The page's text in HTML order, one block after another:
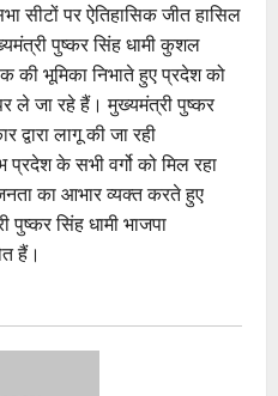
सीटों पर ऐतिहासिक जीत हासिल
पुष्कर सिंह धामी कुशल
की भूमिका निभाते हुए प्रदेश को
ले जा रहे हैं। मुख्यमंत्री पुष्कर
द्वारा लागू की जा रही
के सभी वर्गो को मिल रहा
का आभार व्यक्त करते हुए
पुष्कर सिंह धामी भाजपा
हैं।